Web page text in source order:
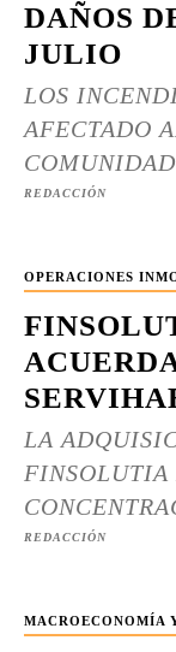
DAÑOS
JULIO
LOS
AFECTADO
REDACCIÓN
OPERACIONES
LA
FINSOLUTIA
REDACCIÓN
MACROECONOMÍA